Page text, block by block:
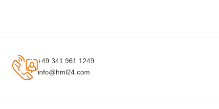
+49 341 961 1249
info@hml24.com